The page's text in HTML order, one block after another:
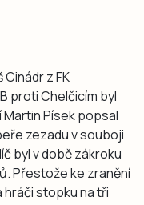
z FK
proti Chelčicím byl
Písek popsal
zezadu v souboji
byl v době zákroku
Přestože ke zranění
hráči stopku na tři